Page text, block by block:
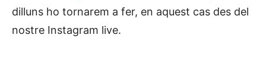
dilluns ho tornarem a fer, en aquest cas des del
nostre Instagram live.